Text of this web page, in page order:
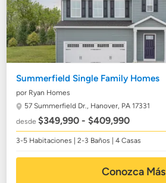
Summerfield Single Family Homes
por Ryan Homes
57 Summerfield Dr., Hanover, PA 17331
desde$349,990 - $409,990
3-5 Habitaciones | 2-3 Baños | 4 Casas
Conozca Más